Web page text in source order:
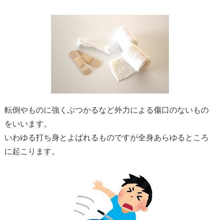
転倒やものに強くぶつかるなど外力による傷口のないもの
をいいます。
いわゆる打ち身とよばれるものですが全身あらゆるところ
に起こります。